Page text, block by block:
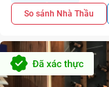
So sánh Nhà Thầu